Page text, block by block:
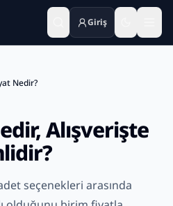
Giriş
Nedir?
Alışverişte
seçenekleri arasında